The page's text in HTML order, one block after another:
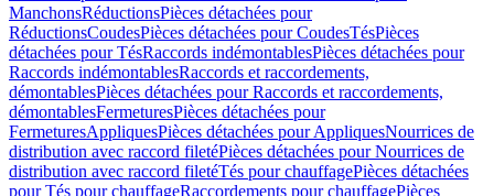
ManchonsRéductionsPièces détachées pour
RéductionsCoudesPièces détachées pour CoudesTésPièces
détachées pour TésRaccords indémontablesPièces détachées pour
Raccords indémontablesRaccords et raccordements,
démontablesPièces détachées pour Raccords et raccordements,
démontablesFermeturesPièces détachées pour
FermeturesAppliquesPièces détachées pour AppliquesNourrices de
distribution avec raccord filetéPièces détachées pour Nourrices de
distribution avec raccord filetéTés pour chauffagePièces détachées
pour Tés pour chauffageRaccordements pour chauffagePièces